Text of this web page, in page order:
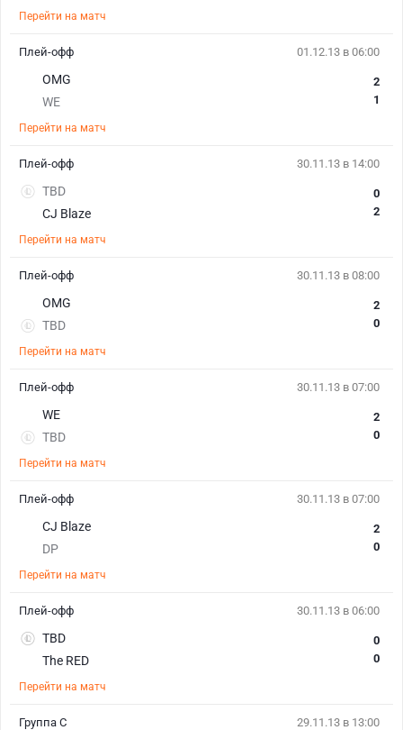
Перейти на матч
01.12.13 в 06:00
OMG
WE
2
1
Перейти на матч
Плей-офф
30.11.13 в 14:00
TBD
CJ Blaze
0
2
Перейти на матч
Плей-офф
30.11.13 в 08:00
OMG
TBD
2
0
Перейти на матч
Плей-офф
30.11.13 в 07:00
WE
TBD
2
0
Перейти на матч
Плей-офф
30.11.13 в 07:00
CJ Blaze
DP
2
0
Перейти на матч
Плей-офф
30.11.13 в 06:00
TBD
The RED
0
0
Перейти на матч
Плей-офф
29.11.13 в 13:00
Группа C